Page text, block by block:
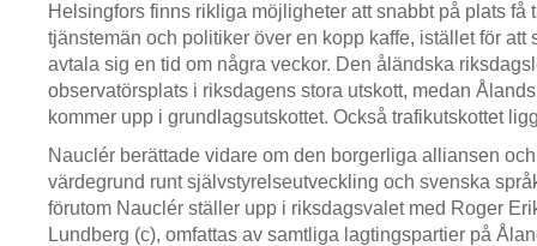
Helsingfors finns rikliga möjligheter att snabbt på plats få
tjänstemän och politiker över en kopp kaffe, istället för att
avtala sig en tid om några veckor. Den åländska
observatörsplats i riksdagens stora utskott, medan
kommer upp i grundlagsutskottet. Också trafikutskottet
Nauclér berättade vidare om den borgerliga alliansen
värdegrund runt självstyrelseutveckling och svenska
förutom Nauclér ställer upp i riksdagsvalet med Roger
Lundberg (c), omfattas av samtliga lagtingspartier på